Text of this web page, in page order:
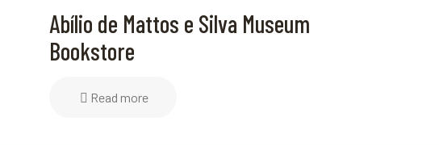
Abílio de Mattos e Silva Museum
Bookstore
Read more